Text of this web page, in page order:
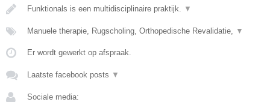
Funktionals is een multidisciplinaire praktijk. ▼
Manuele therapie, Rugscholing, Orthopedische Revalidatie, ▼
Er wordt gewerkt op afspraak.
Laatste facebook posts ▼
Sociale media: